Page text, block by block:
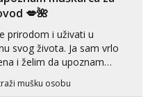
💋🌺
prirodom i uživati u
svog života. Ja sam vrlo
i želim da upoznam
više.💋🌺 Klikni na link
mušku osobu